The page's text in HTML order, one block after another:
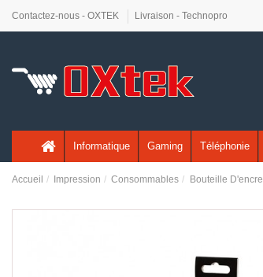
Contactez-nous - OXTEK Livraison - Technopro
Informatique Gaming Téléphonie
Accueil Impression Consommables Bouteille D'encre